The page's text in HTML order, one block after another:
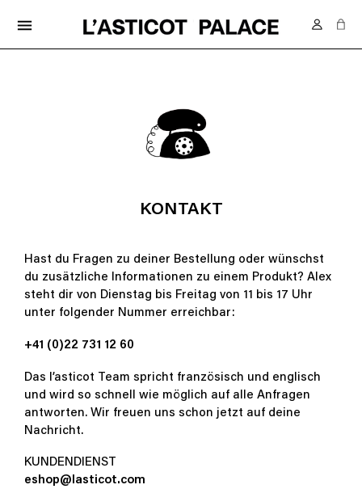
menu
KONTAKT
Hast du Fragen zu deiner Bestellung oder wünschst
du zusätzliche Informationen zu einem Produkt? Alex
steht dir von Dienstag bis Freitag von 11 bis 17 Uhr
unter folgender Nummer erreichbar:
+41 (0)22 731 12 60
Das l’asticot Team spricht französisch und englisch
und wird so schnell wie möglich auf alle Anfragen
antworten. Wir freuen uns schon jetzt auf deine
Nachricht.
KUNDENDIENST
m
o
c
.
t
o
c
i
t
s
a
l
@
p
o
h
s
e